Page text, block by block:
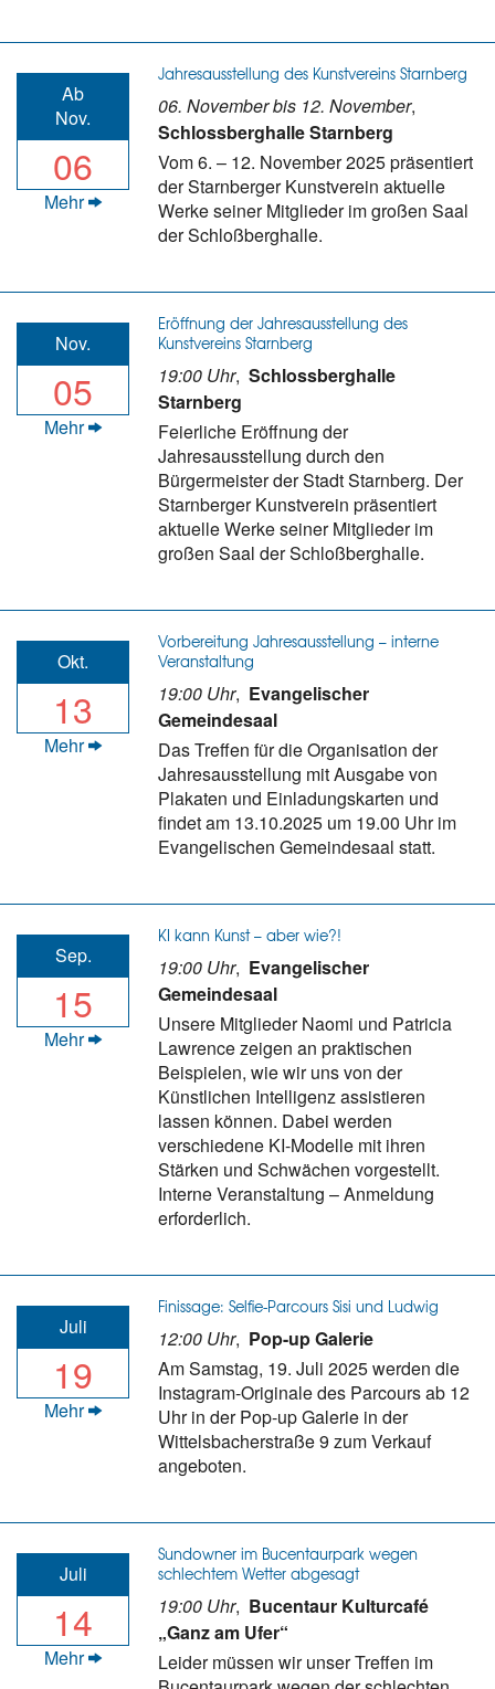
Ab
Nov.
06
Mehr
Jahresausstellung des Kunstvereins Starnberg
06. November bis 12. November,
Schlossberghalle Starnberg
Vom 6. – 12. November 2025 präsentiert
der Starnberger Kunstverein aktuelle
Werke seiner Mitglieder im großen Saal
der Schloßberghalle.
Nov.
05
Mehr
Eröffnung der Jahresausstellung des
Kunstvereins Starnberg
19:00 Uhr, Schlossberghalle
Starnberg
Feierliche Eröffnung der
Jahresausstellung durch den
Bürgermeister der Stadt Starnberg. Der
Starnberger Kunstverein präsentiert
aktuelle Werke seiner Mitglieder im
großen Saal der Schloßberghalle.
Okt.
13
Mehr
Vorbereitung Jahresausstellung – interne
Veranstaltung
19:00 Uhr, Evangelischer
Gemeindesaal
Das Treffen für die Organisation der
Jahresausstellung mit Ausgabe von
Plakaten und Einladungskarten und
findet am 13.10.2025 um 19.00 Uhr im
Evangelischen Gemeindesaal statt.
Sep.
15
Mehr
KI kann Kunst – aber wie?!
19:00 Uhr, Evangelischer
Gemeindesaal
Unsere Mitglieder Naomi und Patricia
Lawrence zeigen an praktischen
Beispielen, wie wir uns von der
Künstlichen Intelligenz assistieren
lassen können. Dabei werden
verschiedene KI-Modelle mit ihren
Stärken und Schwächen vorgestellt.
Interne Veranstaltung – Anmeldung
erforderlich.
Juli
19
Mehr
Finissage: Selfie-Parcours Sisi und Ludwig
12:00 Uhr, Pop-up Galerie
Am Samstag, 19. Juli 2025 werden die
Instagram-Originale des Parcours ab 12
Uhr in der Pop-up Galerie in der
Wittelsbacherstraße 9 zum Verkauf
angeboten.
Juli
14
Mehr
Sundowner im Bucentaurpark wegen
schlechtem Wetter abgesagt
19:00 Uhr, Bucentaur Kulturcafé
„Ganz am Ufer“
Leider müssen wir unser Treffen im